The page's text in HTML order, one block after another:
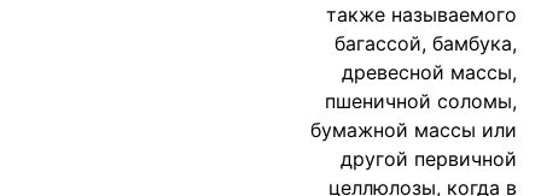
также называемого
багассой, бамбука,
древесной массы,
пшеничной соломы,
бумажной массы или
другой первичной
целлюлозы, когда в